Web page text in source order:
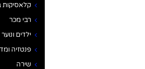
קלאסיקות
רבי מכר
ילדים ונוער
פנטזיה
שירה